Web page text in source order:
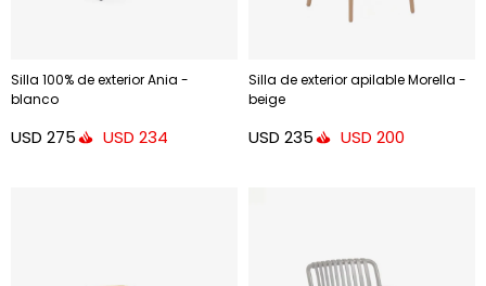
Silla 100% de exterior Ania -
blanco
USD 275 USD 234
Silla de exterior apilable Morella -
beige
USD 235 USD 200